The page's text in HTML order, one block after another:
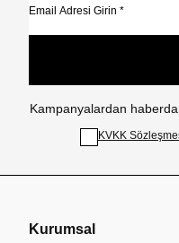
Kampanyalardan
KVKK
Kurumsal